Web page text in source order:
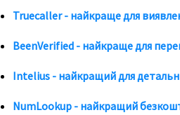
Truecaller - найкраще для
BeenVerified - найкраще для
Intelius - найкращий для
NumLookup - найкращий